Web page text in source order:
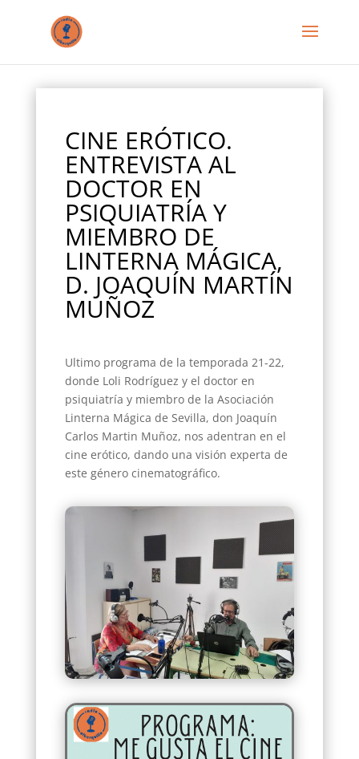
CINE ERÓTICO.
ENTREVISTA AL
DOCTOR EN
PSIQUIATRÍA Y
MIEMBRO DE
LINTERNA MÁGICA,
D. JOAQUÍN MARTÍN
MUÑOZ
Ultimo programa de la temporada 21-22,
donde Loli Rodríguez y el doctor en
psiquiatría y miembro de la Asociación
Linterna Mágica de Sevilla, don Joaquín
Carlos Martin Muñoz, nos adentran en el
cine erótico, dando una visión experta de
este género cinematográfico.